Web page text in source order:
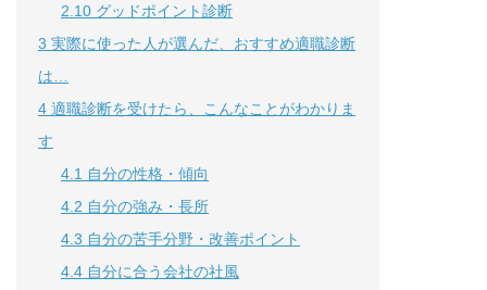
2.10 グッドポイント診断
3 実際に使った人が選んだ、おすすめ適職診断
は…
4 適職診断を受けたら、こんなことがわかりま
す
4.1 自分の性格・傾向
4.2 自分の強み・長所
4.3 自分の苦手分野・改善ポイント
4.4 自分に合う会社の社風